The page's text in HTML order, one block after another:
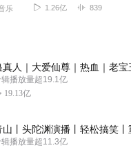
乐 1.26亿 839
播放量超19.1亿
19.13亿
播放量超11.3亿